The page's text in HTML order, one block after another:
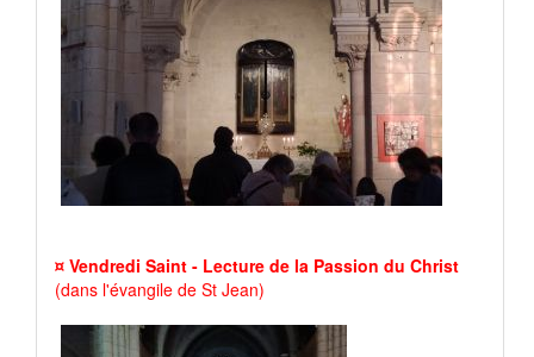
¤ Vendredi Saint - Lecture de la Passion du Christ
(dans l'évangile de St Jean)